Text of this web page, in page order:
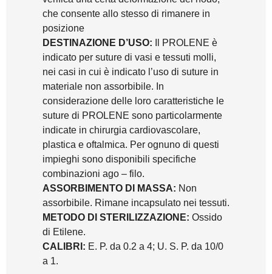
che consente allo stesso di rimanere in
posizione
DESTINAZIONE D’USO: Il PROLENE è
indicato per suture di vasi e tessuti molli,
nei casi in cui è indicato l’uso di suture in
materiale non assorbibile. In
considerazione delle loro caratteristiche le
suture di PROLENE sono particolarmente
indicate in chirurgia cardiovascolare,
plastica e oftalmica. Per ognuno di questi
impieghi sono disponibili specifiche
combinazioni ago – filo.
ASSORBIMENTO DI MASSA: Non
assorbibile. Rimane incapsulato nei tessuti.
METODO DI STERILIZZAZIONE: Ossido
di Etilene.
CALIBRI: E. P. da 0.2 a 4; U. S. P. da 10/0
a 1.